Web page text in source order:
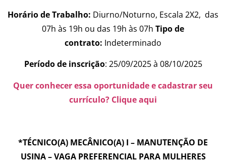
Horário de Trabalho: Diurno/Noturno, Escala 2X2, das
07h às 19h ou das 19h às 07h Tipo de
contrato: Indeterminado
Período de inscrição: 25/09/2025 à 08/10/2025
Quer conhecer essa oportunidade e cadastrar seu
currículo? Clique aqui
*TÉCNICO(A) MECÂNICO(A) I – MANUTENÇÃO DE
USINA – VAGA PREFERENCIAL PARA MULHERES